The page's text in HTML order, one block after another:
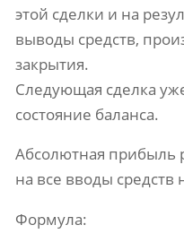
этой сделки и на
выводы средств,
закрытия.
Следующая сделка
состояние баланса.
Абсолютная прибыль
на все вводы
Формула: